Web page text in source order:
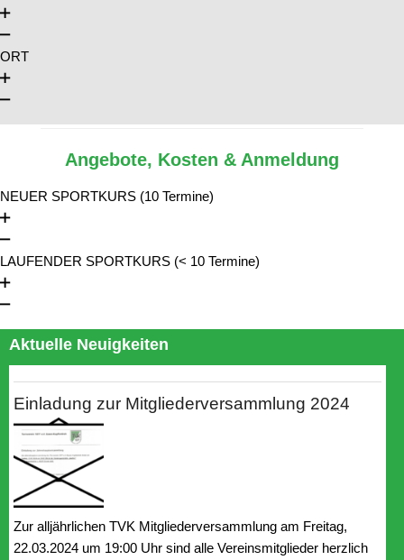
ORT
Angebote, Kosten & Anmeldung
NEUER SPORTKURS (10 Termine)
LAUFENDER SPORTKURS (< 10 Termine)
Aktuelle Neuigkeiten
Einladung zur Mitgliederversammlung 2024
Zur alljährlichen TVK Mitgliederversammlung am Freitag,
22.03.2024 um 19:00 Uhr sind alle Vereinsmitglieder herzlich